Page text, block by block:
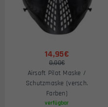
14,95€
0,00€
Airsoft Pilot Maske /
Schutzmaske (versch.
Farben)
verfügbar